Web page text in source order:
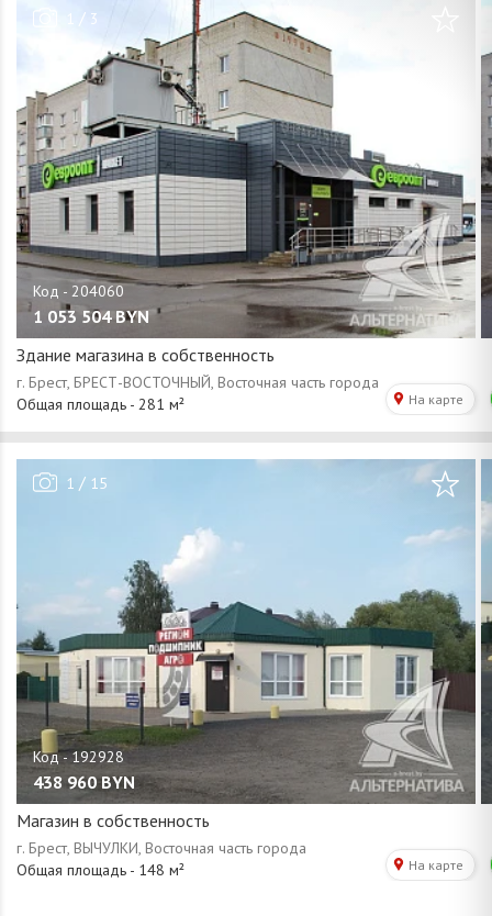
1 / 3
1 053 504 BYN
Здание магазина в собственность
1 / 15
438 960 BYN
Магазин в собственность